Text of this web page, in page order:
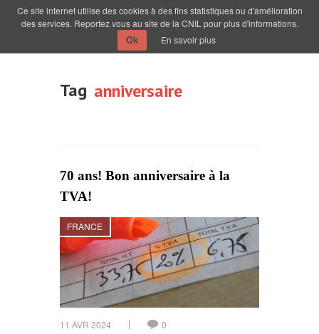
Tag anniversaire
70 ans! Bon anniversaire à la
TVA!
FRANCE
11 AVR 2024
0
Ce site internet utilise des cookies à des fins statistiques ou d'amélioration
des services. Reportez vous au site de la CNIL pour plus d'informations.
Ok En savoir plus